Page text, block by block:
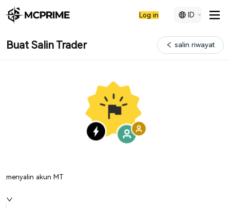
Log in ID
Buat Salin Trader salin riwayat
menyalin akun MT